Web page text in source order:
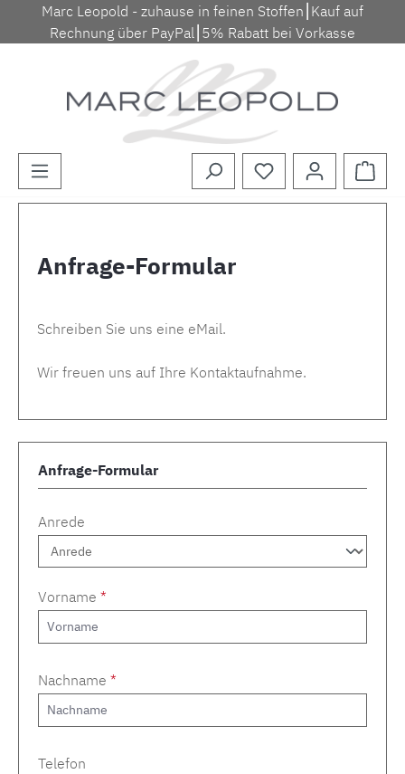
Zum Hauptinhalt springen
Marc Leopold - zuhause in feinen Stoffen⎮Kauf auf
Rechnung über PayPal⎮5% Rabatt bei Vorkasse
Anfrage-Formular
Schreiben Sie uns eine eMail.
Wir freuen uns auf Ihre Kontaktaufnahme.
Anfrage-Formular
Anrede
Vorname *
Nachname *
Telefon